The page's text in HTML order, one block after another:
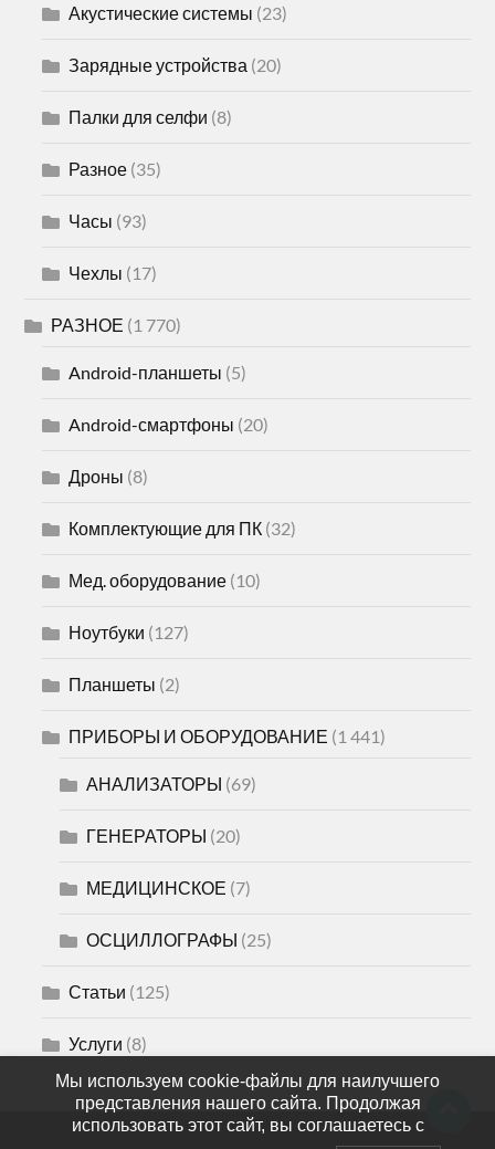
Акустические системы (23)
Зарядные устройства (20)
Палки для селфи (8)
Разное (35)
Часы (93)
Чехлы (17)
РАЗНОЕ (1 770)
Android-планшеты (5)
Android-смартфоны (20)
Дроны (8)
Комплектующие для ПК (32)
Мед. оборудование (10)
Ноутбуки (127)
Планшеты (2)
ПРИБОРЫ И ОБОРУДОВАНИЕ (1 441)
АНАЛИЗАТОРЫ (69)
ГЕНЕРАТОРЫ (20)
МЕДИЦИНСКОЕ (7)
ОСЦИЛЛОГРАФЫ (25)
Статьи (125)
Услуги (8)
Мы используем cookie-файлы для наилучшего
представления нашего сайта. Продолжая
использовать этот сайт, вы соглашаетесь с